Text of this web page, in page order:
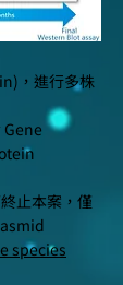
，進行多株
止本案，僅
species